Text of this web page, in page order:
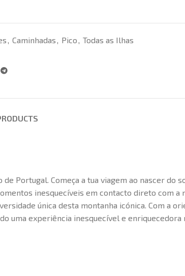
, Caminhadas, Pico, Todas as Ilhas
Portugal. Começa a tua viagem ao nascer do
inesquecíveis em contacto direto com a
única desta montanha icónica. Com a
uma experiência inesquecível e enriquecedora